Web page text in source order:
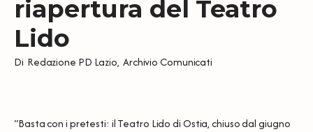
riapertura del Teatro
Lido
Di Redazione PD Lazio, Archivio Comunicati
“Basta con i pretesti: il Teatro Lido di Ostia, chiuso dal giugno